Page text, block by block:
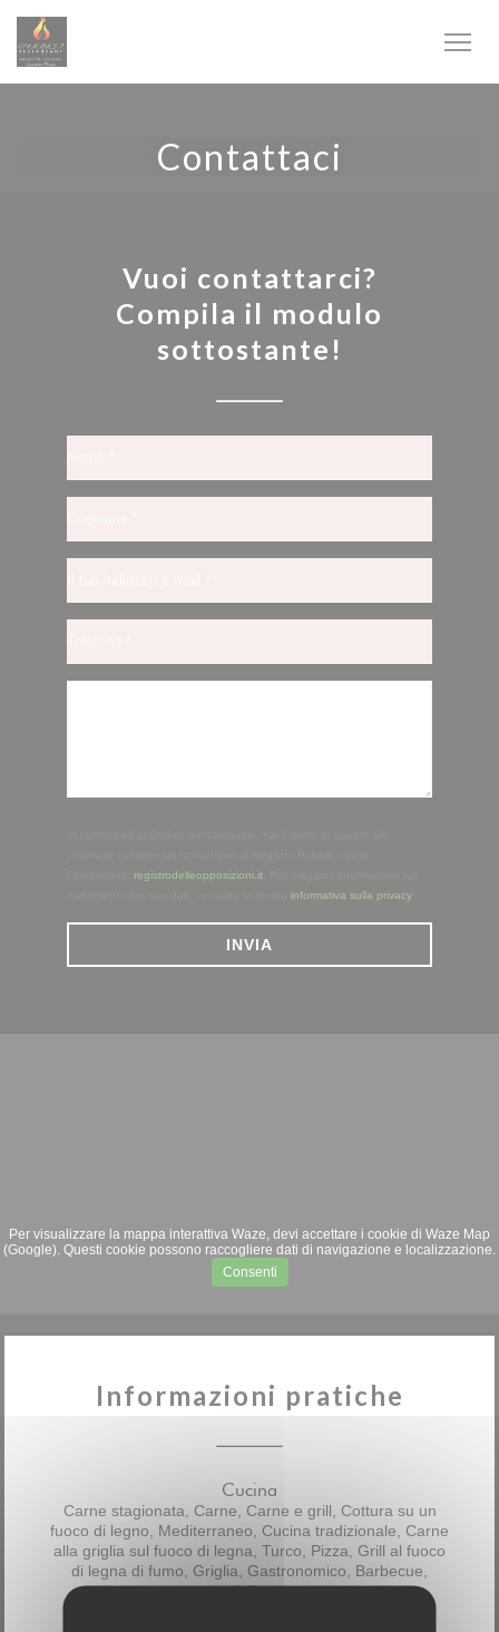
Contattaci
Vuoi contattarci?
Compila il modulo
sottostante!
registrodelleopposizioni.it
informativa sulla privacy.
Per visualizzare la mappa interattiva Waze, devi accettare i cookie di Waze Map
(Google). Questi cookie possono raccogliere dati di navigazione e localizzazione.
Consenti
Informazioni pratiche
Cucina
Carne stagionata, Carne, Carne e grill, Cottura su un
fuoco di legno, Mediterraneo, Cucina tradizionale, Carne
alla griglia sul fuoco di legna, Turco, Pizza, Grill al fuoco
di legna di fumo, Griglia, Gastronomico, Barbecue,
grigliato